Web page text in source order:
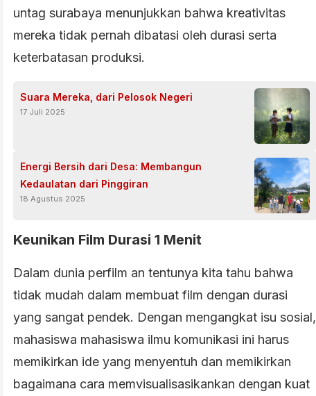
untag surabaya menunjukkan bahwa kreativitas
mereka tidak pernah dibatasi oleh durasi serta
keterbatasan produksi.
Suara Mereka, dari Pelosok Negeri
17 Juli 2025
Energi Bersih dari Desa: Membangun
Kedaulatan dari Pinggiran
18 Agustus 2025
Keunikan Film Durasi 1 Menit
Dalam dunia perfilm an tentunya kita tahu bahwa
tidak mudah dalam membuat film dengan durasi
yang sangat pendek. Dengan mengangkat isu sosial,
mahasiswa mahasiswa ilmu komunikasi ini harus
memikirkan ide yang menyentuh dan memikirkan
bagaimana cara memvisualisasikankan dengan kuat